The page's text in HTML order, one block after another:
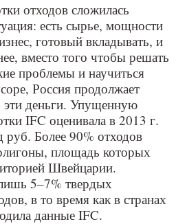
отходов сложилась
есть сырье, мощности
готовый вкладывать, и
вместо того чтобы решать
проблемы и научиться
Россия продолжает
эти деньги. Упущенную
IFC оценивала в 2013 г.
Более 90% отходов
площадь которых
Швейцарии.
5–7% твердых
в то время как в странах
данные IFC.